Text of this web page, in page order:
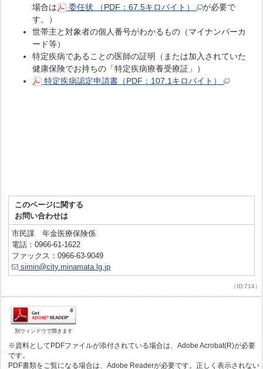
場合は
委任状 （PDF：67.5キロバイト）
が必要で
す。）
世帯主と対象者の個人番号がわかるもの（マイナンバーカ
ード等）
特定疾病であることの医師の証明（または加入されていた
健康保険でお持ちの「特定疾病療養受療証」）
特定疾病認定申請書（PDF：107.1キロバイト）
このページに関する
お問い合わせは
市民課 年金医療保険係
電話：0966-61-1622
ファックス：0966-63-9049
simin@city.minamata.lg.jp
（ID:714）
別ウィンドウで開きます
※資料としてPDFファイルが添付されている場合は、Adobe Acrobat(R)が必要
です。
PDF書類をご覧になる場合は、Adobe Readerが必要です。正しく表示されない